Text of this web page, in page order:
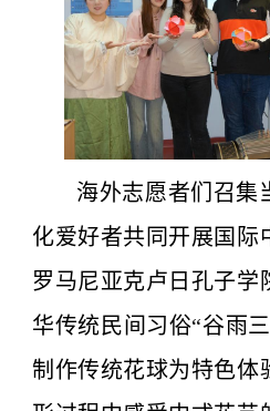
海外志愿者们召集
化爱好者共同开展国际
罗马尼亚克卢日孔子学
华传统民间习俗“谷雨
制作传统花球为特色体